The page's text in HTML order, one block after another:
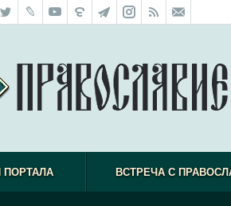
ПОРТАЛА ВСТРЕЧА С